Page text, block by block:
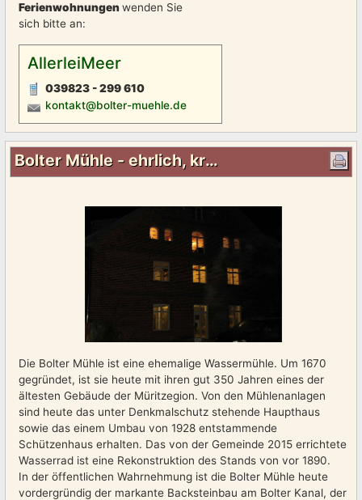
Ferienwohnungenwenden Sie
sich bitte an:
AllerleiMeer
039823 - 299 610
kontakt@bolter-muehle.de
Bolter Mühle - ehrlich, kraftvoll, authentisch
Die Bolter Mühle ist eine ehemalige Wassermühle. Um 1670
gegründet, ist sie heute mit ihren gut 350 Jahren eines der
ältesten Gebäude der Müritzegion. Von den Mühlenanlagen
sind heute das unter Denkmalschutz stehende Haupthaus
sowie das einem Umbau von 1928 entstammende
Schützenhaus erhalten. Das von der Gemeinde 2015 errichtete
Wasserrad ist eine Rekonstruktion des Stands von vor 1890.
In der öffentlichen Wahrnehmung ist die Bolter Mühle heute
vordergründig der markante Backsteinbau am Bolter Kanal, der